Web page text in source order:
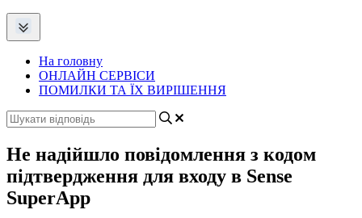
На головну
ОНЛАЙН СЕРВІСИ
ПОМИЛКИ ТА ЇХ ВИРІШЕННЯ
Не надійшло повідомлення з кодом
підтвердження для входу в Sense
SuperApp